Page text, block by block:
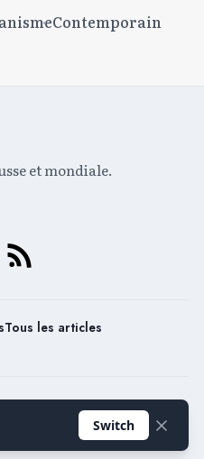
Contemporain
et mondiale.
Tous les articles
Switch